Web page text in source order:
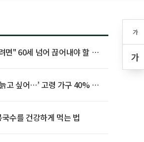
가
가
면" 60세 넘어 끊어내야 할 사
고 싶어…’ 고령 가구 40% 노
수를 건강하게 먹는 법